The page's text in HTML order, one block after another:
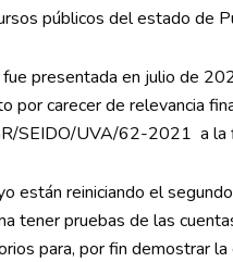
públicos del estado de
fue presentada en julio de
por carecer de relevancia
SEIDO/UVA/62-2021 a la
están reiniciando el
tener pruebas de las
para, por fin demostrar